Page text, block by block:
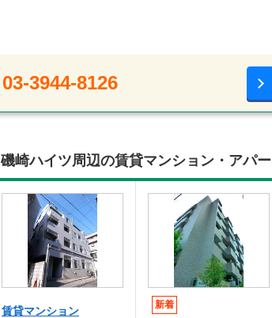
03-3944-8126
磯崎ハイツ周辺の賃貸マンション・アパ
賃貸マンション
新着